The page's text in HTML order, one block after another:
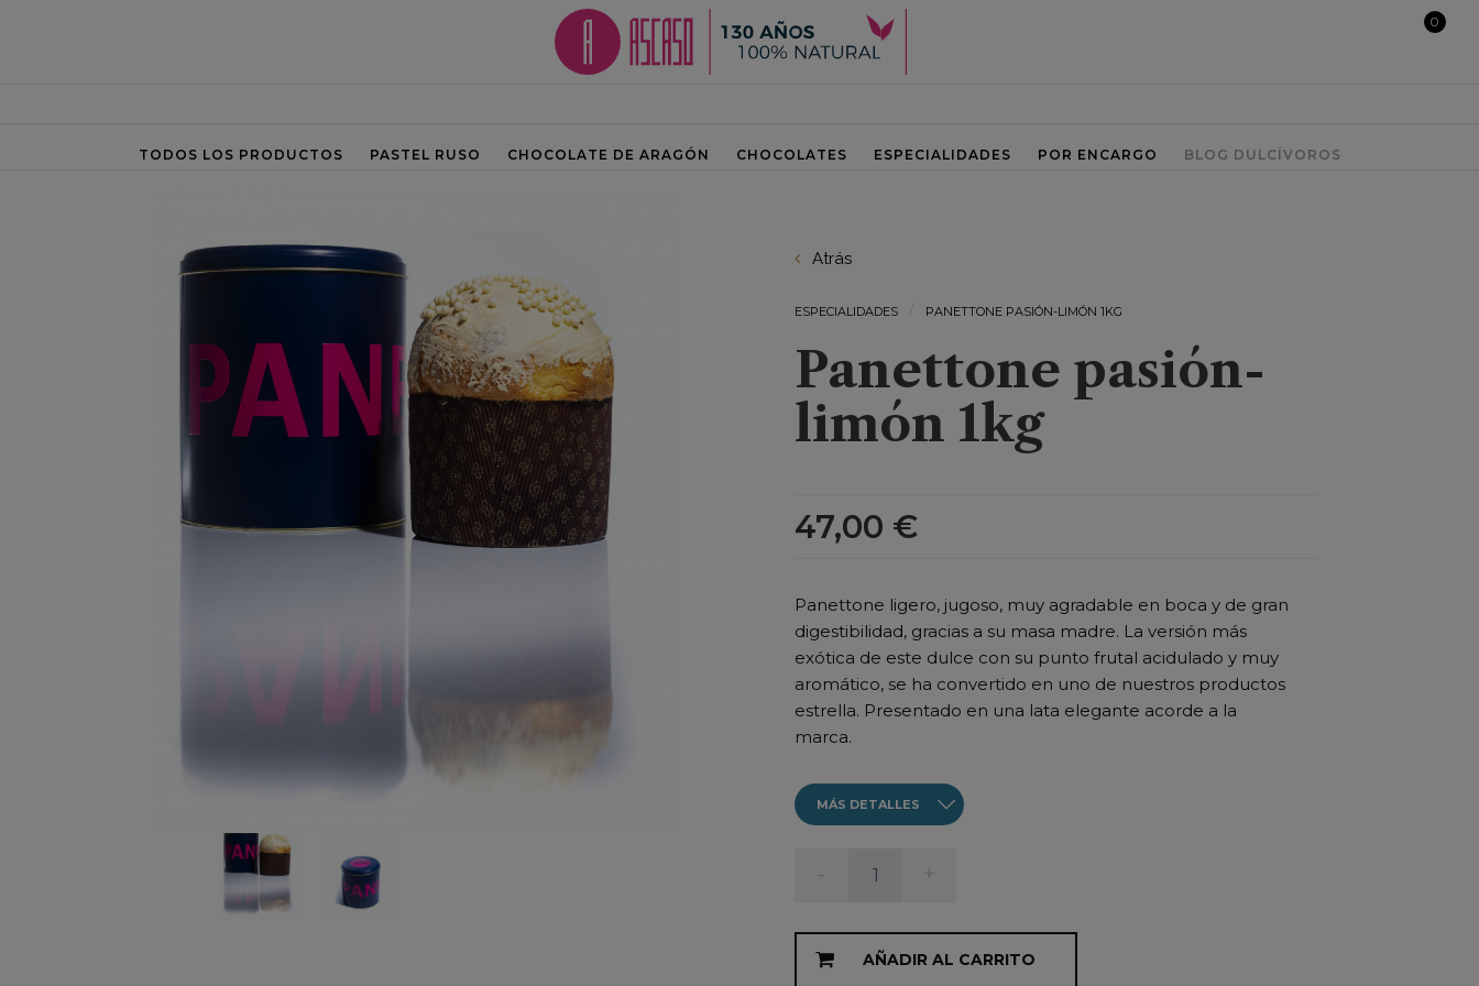
0
TODOS LOS PRODUCTOS PASTEL RUSO CHOCOLATE DE ARAGÓN CHOCOLATES ESPECIALIDADES POR ENCARGO BLOG DULCÍVOROS
Atrás
ESPECIALIDADES PANETTONE PASIÓN-LIMÓN 1KG
Panettone pasión-
limón 1kg
47,00 €
Panettone ligero, jugoso, muy agradable en boca y de gran
digestibilidad, gracias a su masa madre. La versión más
exótica de este dulce con su punto frutal acidulado y muy
aromático, se ha convertido en uno de nuestros productos
estrella. Presentado en una lata elegante acorde a la
marca.
MÁS DETALLES
- +
AÑADIR AL CARRITO